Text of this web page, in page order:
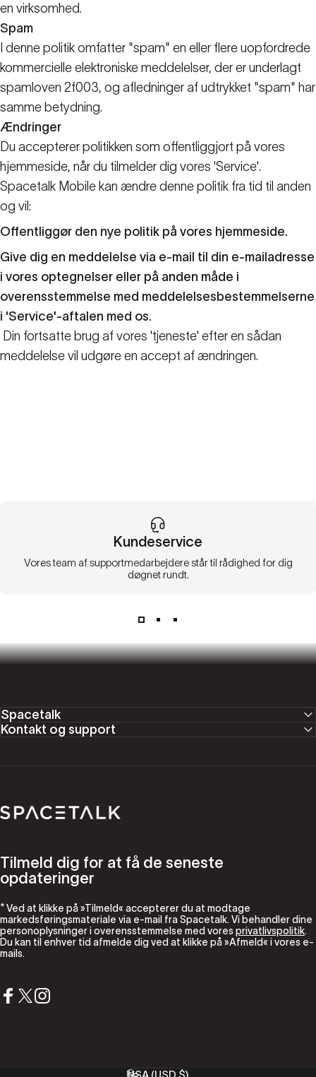
en virksomhed.
Spam
I denne politik omfatter "spam" en eller flere uopfordrede
kommercielle elektroniske meddelelser, der er underlagt
spamloven 2f003, og afledninger af udtrykket "spam" har
samme betydning.
Ændringer
Du accepterer politikken som offentliggjort på vores
hjemmeside, når du tilmelder dig vores 'Service'.
Spacetalk Mobile kan ændre denne politik fra tid til anden
og vil:
Offentliggør den nye politik på vores hjemmeside.
Give dig en meddelelse via e-mail til din e-mailadresse
i vores optegnelser eller på anden måde i
overensstemmelse med meddelelsesbestemmelserne
i 'Service'-aftalen med os.
Din fortsatte brug af vores 'tjeneste' efter en sådan
meddelelse vil udgøre en accept af ændringen.
Kundeservice
Vores team af supportmedarbejdere står til rådighed for dig
døgnet rundt.
Spacetalk
Kontakt og support
Spacetalk
Tilmeld dig for at få de seneste
opdateringer
* Ved at klikke på »Tilmeld« accepterer du at modtage
markedsføringsmateriale via e-mail fra Spacetalk. Vi behandler dine
personoplysninger i overensstemmelse med voresprivatlivspolitik.
Du kan til enhver tid afmelde dig ved at klikke på »Afmeld« i vores e-
mails.
USA (USD $)